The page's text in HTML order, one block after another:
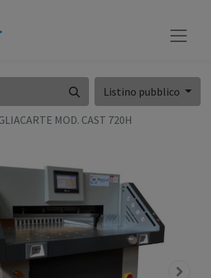
Listino pubblico
MOD. CAST 720H